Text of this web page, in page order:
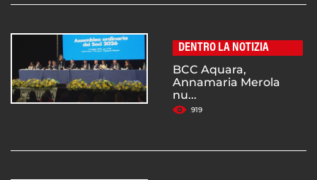
DENTRO LA NOTIZIA
BCC Aquara,
Annamaria Merola
nu...
919